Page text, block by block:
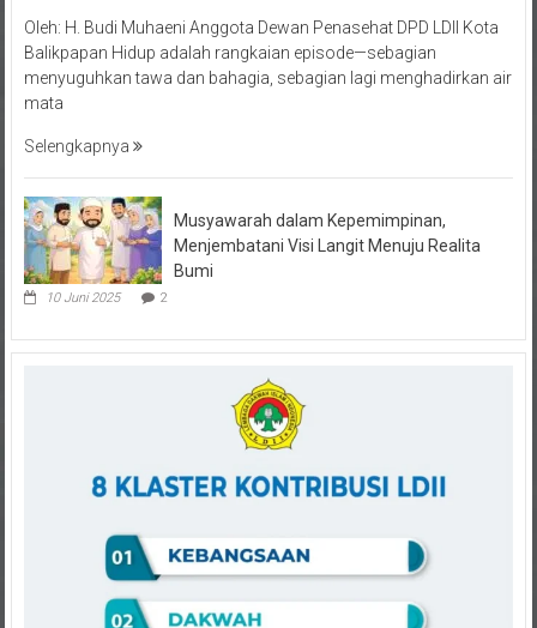
Oleh: H. Budi Muhaeni Anggota Dewan Penasehat DPD LDII Kota
Balikpapan Hidup adalah rangkaian episode—sebagian
menyuguhkan tawa dan bahagia, sebagian lagi menghadirkan air
mata
Selengkapnya
Musyawarah dalam Kepemimpinan,
Menjembatani Visi Langit Menuju Realita
Bumi
10 Juni 2025 2